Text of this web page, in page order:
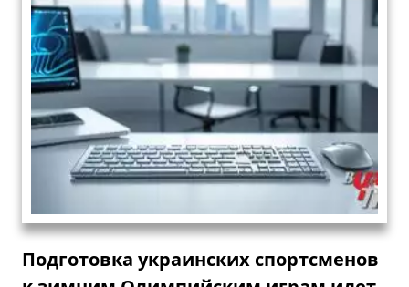
Подготовка украинских спортсменов